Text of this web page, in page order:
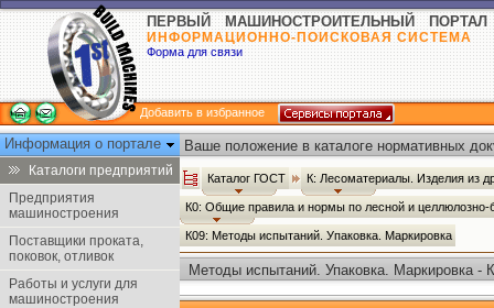
ПЕРВЫЙ МАШИНОСТРОИТЕЛЬНЫЙ ПОРТАЛ
ИНФОРМАЦИОННО-ПОИСКОВАЯ СИСТЕМА
Форма для связи
Добавить в избранное
Информация о портале
Каталоги предприятий
Предприятия
машиностроения
Поставщики проката,
поковок, отливок
Работы и услуги для
машиностроения
Ваше положение в каталоге нормативных
Каталог ГОСТ К: Лесоматериалы. Изделия из
К0: Общие правила и нормы по лесной и
К09: Методы испытаний. Упаковка. Маркировка
Методы испытаний. Упаковка. Маркировка -